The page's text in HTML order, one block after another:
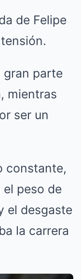
de Felipe
gran parte
mientras
ser un
constante,
peso de
el desgaste
la carrera